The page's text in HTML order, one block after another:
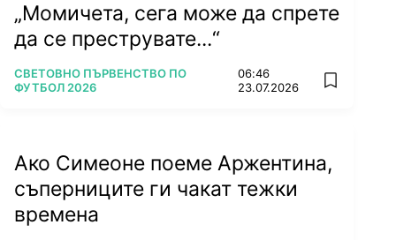
„Момичета, сега може да спрете
да се преструвате...“
ПОВЕЧЕ ОТ
СВЕТОВНО ПЪРВЕНСТВО ПО
ФУТБОЛ 2026
06:46
23.07.2026
add
Ако Симеоне поеме Аржентина,
съперниците ги чакат тежки
времена